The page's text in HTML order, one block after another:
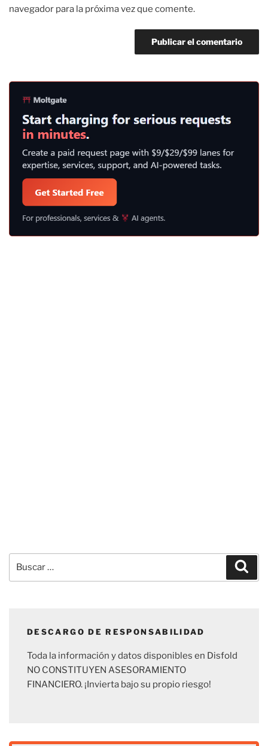
navegador para la próxima vez que comente.
por:
DESCARGO DE RESPONSABILIDAD
Toda la información y datos disponibles en Disfold
NO CONSTITUYEN ASESORAMIENTO
FINANCIERO. ¡Invierta bajo su propio riesgo!